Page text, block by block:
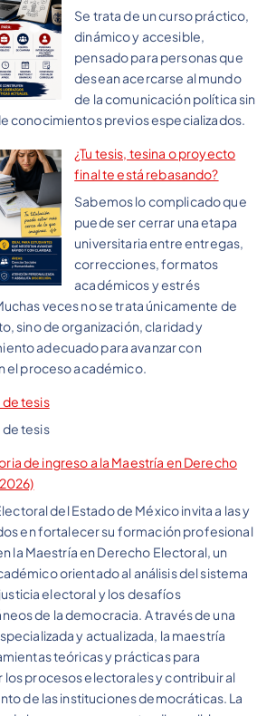
Se trata de un curso práctico,
dinámico y accesible,
pensado para personas que
desean acercarse al mundo
de la comunicación política sin
conocimientos previos especializados.
¿Tu tesis, tesina o proyecto
final te está rebasando?
Sabemos lo complicado que
puede ser cerrar una etapa
universitaria entre entregas,
correcciones, formatos
académicos y estrés
veces no se trata únicamente de
sino de organización, claridad y
adecuado para avanzar con
el proceso académico.
tesis
tesis
de ingreso a la Maestría en Derecho
del Estado de México invita a las y
en fortalecer su formación profesional
la Maestría en Derecho Electoral, un
orientado al análisis del sistema
electoral y los desafíos
de la democracia. A través de una
y actualizada, la maestría
teóricas y prácticas para
procesos electorales y contribuir al
de las instituciones democráticas. La